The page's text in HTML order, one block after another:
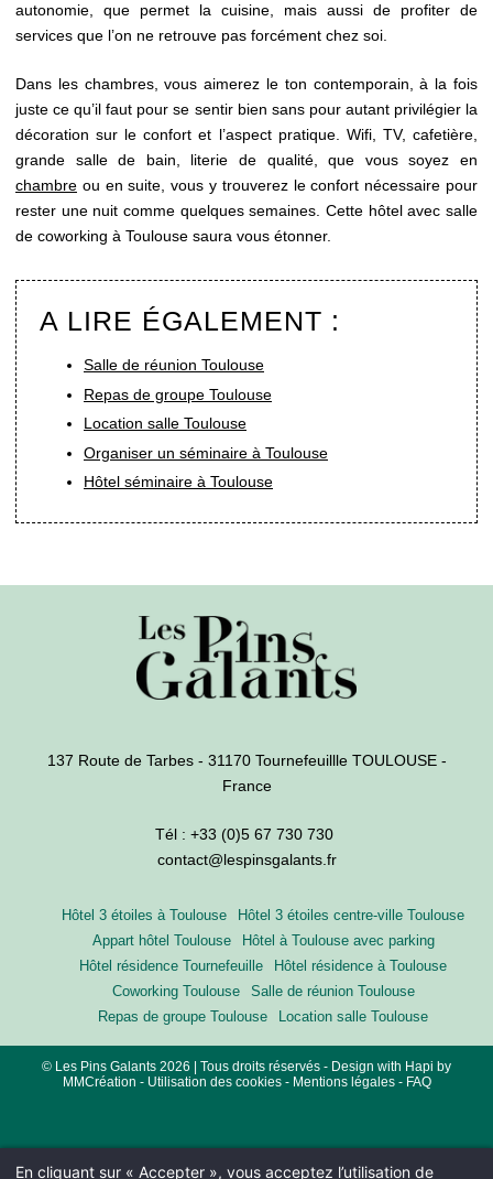
autonomie, que permet la cuisine, mais aussi de profiter de
services que l’on ne retrouve pas forcément chez soi.
Dans les chambres, vous aimerez le ton contemporain, à la fois
juste ce qu’il faut pour se sentir bien sans pour autant privilégier la
décoration sur le confort et l’aspect pratique. Wifi, TV, cafetière,
grande salle de bain, literie de qualité, que vous soyez en
chambre ou en suite, vous y trouverez le confort nécessaire pour
rester une nuit comme quelques semaines. Cette hôtel avec salle
de coworking à Toulouse saura vous étonner.
A LIRE ÉGALEMENT :
Salle de réunion Toulouse
Repas de groupe Toulouse
Location salle Toulouse
Organiser un séminaire à Toulouse
Hôtel séminaire à Toulouse
137 Route de Tarbes - 31170 Tournefeuillle TOULOUSE -
France
Tél : +33 (0)5 67 730 730
contact@lespinsgalants.fr
Hôtel 3 étoiles à Toulouse
Hôtel 3 étoiles centre-ville Toulouse
Appart hôtel Toulouse
Hôtel à Toulouse avec parking
Hôtel résidence Tournefeuille
Hôtel résidence à Toulouse
Coworking Toulouse
Salle de réunion Toulouse
Repas de groupe Toulouse
Location salle Toulouse
© Les Pins Galants 2026 | Tous droits réservés - Design with Hapi by
MMCréation - Utilisation des cookies- Mentions légales- FAQ
En cliquant sur « Accepter », vous acceptez l’utilisation de